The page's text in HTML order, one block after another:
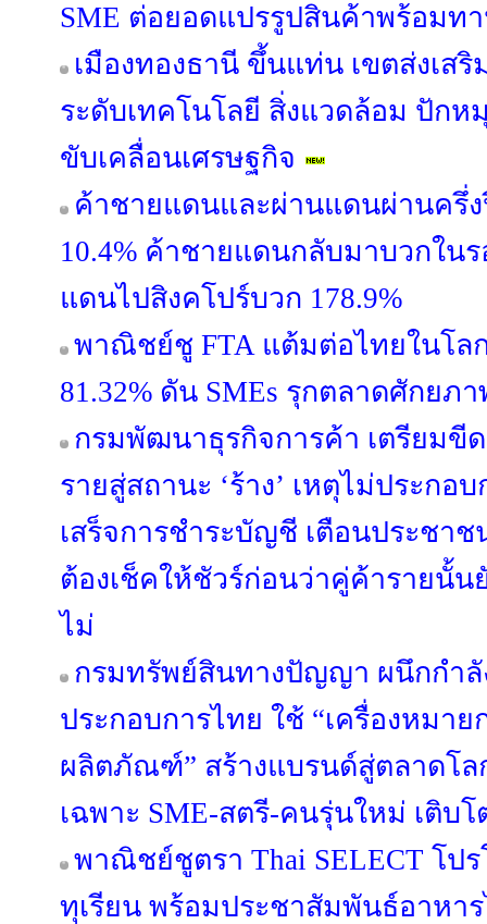
SME ต่อยอดแปรรูปสินค้าพร้อมท
เมืองทองธานี ขึ้นแท่น เขตส่งเสริ
ระดับเทคโนโลยี สิ่งแวดล้อม ปักห
ขับเคลื่อนเศรษฐกิจ
ค้าชายแดนและผ่านแดนผ่านครึ่ง
10.4% ค้าชายแดนกลับมาบวกใน
แดนไปสิงคโปร์บวก 178.9%
พาณิชย์ชู FTA แต้มต่อไทยในโล
81.32% ดัน SMEs รุกตลาดศักยภ
กรมพัฒนาธุรกิจการค้า เตรียม
รายสู่สถานะ ‘ร้าง’ เหตุไม่ประกอ
เสร็จการชำระบัญชี เตือนประชา
ต้องเช็คให้ชัวร์ก่อนว่าคู่ค้ารายนั้น
ไม่
กรมทรัพย์สินทางปัญญา ผนึกกำลั
ประกอบการไทย ใช้ “เครื่องหมา
ผลิตภัณฑ์” สร้างแบรนด์สู่ตลาดโ
เฉพาะ SME-สตรี-คนรุ่นใหม่ เติบ
พาณิชย์ชูตรา Thai SELECT โป
ทุเรียน พร้อมประชาสัมพันธ์อาหา